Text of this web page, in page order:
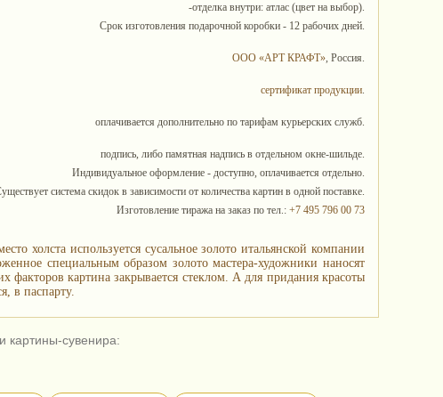
-отделка внутри: атлас (цвет на выбор).
Срок изготовления подарочной коробки - 12 рабочих дней.
ООО «АРТ КРАФТ», Россия.
сертификат продукции.
оплачивается дополнительно по тарифам курьерских служб.
подпись, либо памятная надпись в отдельном окне-шильде.
Индивидуальное оформление - доступно, оплачивается отдельно.
система скидок в зависимости от количества картин в одной поставке.
Изготовление тиража на заказ по тел.: +7 495 796 00 73
холста используется сусальное золото итальянской компании
специальным образом золото мастера-художники наносят
картина закрывается стеклом. А для придания красоты
в паспарту.
картины-сувенира: